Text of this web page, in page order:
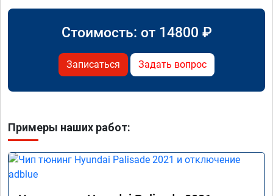
Стоимость: от 14800 ₽
Записаться Задать вопрос
Примеры наших работ: